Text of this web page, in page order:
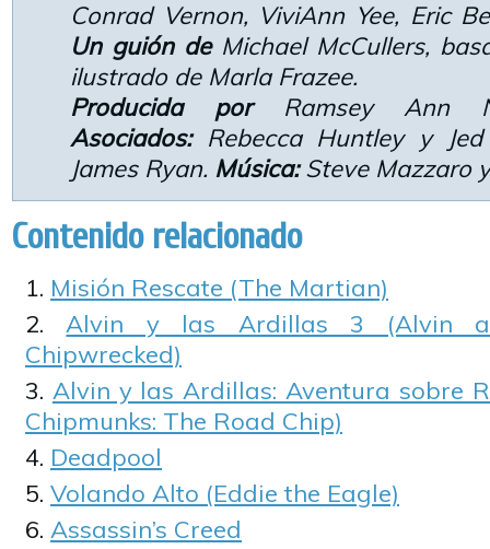
Conrad Vernon, ViviAnn Yee, Eric
Un guión deMichael McCullers,
ilustrado de Marla Frazee.
Producida porRamsey Ann
Asociados:Rebecca Huntley y
James Ryan. Música:Steve Mazzaro
Contenido relacionado
Misión Rescate (The Martian)
Alvin y las Ardillas 3 (Alvin
Chipwrecked)
Alvin y las Ardillas: Aventura sobre
Chipmunks: The Road Chip)
Deadpool
Volando Alto (Eddie the Eagle)
Assassin’s Creed